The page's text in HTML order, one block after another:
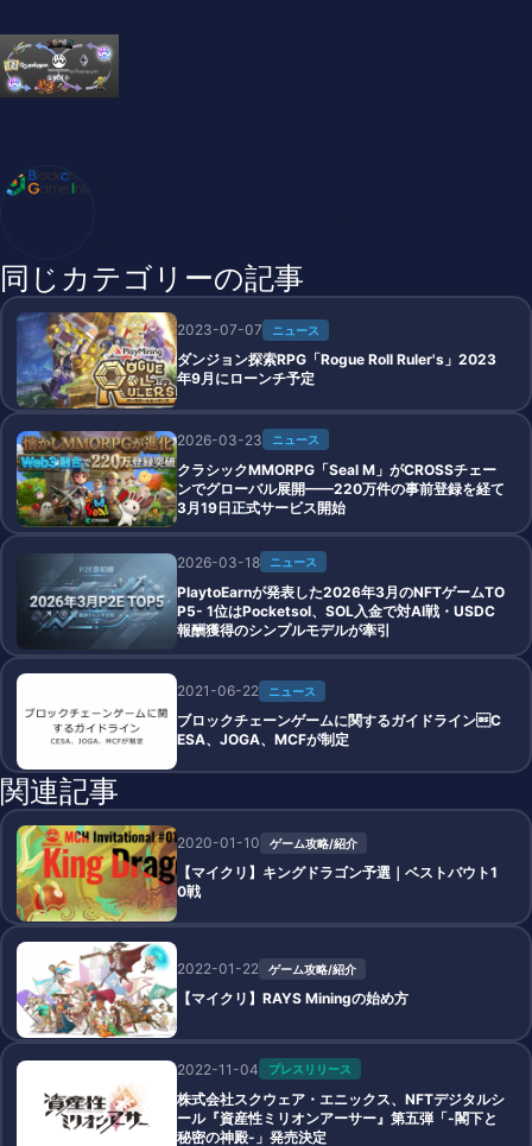
同じカテゴリーの記事
2023-07-07 ニュース
ダンジョン探索RPG「Rogue Roll Ruler's」2023
年9月にローンチ予定
2026-03-23 ニュース
クラシックMMORPG「Seal M」がCROSSチェー
ンでグローバル展開——220万件の事前登録を経て
3月19日正式サービス開始
2026-03-18 ニュース
PlaytoEarnが発表した2026年3月のNFTゲームTO
P5- 1位はPocketsol、SOL入金で対AI戦・USDC
報酬獲得のシンプルモデルが牽引
2021-06-22 ニュース
ブロックチェーンゲームに関するガイドラインC
ESA、JOGA、MCFが制定
関連記事
2020-01-10 ゲーム攻略/紹介
【マイクリ】キングドラゴン予選｜ベストバウト1
0戦
2022-01-22 ゲーム攻略/紹介
【マイクリ】RAYS Miningの始め方
2022-11-04 プレスリリース
株式会社スクウェア・エニックス、NFTデジタルシ
ール『資産性ミリオンアーサー』第五弾「-閣下と
秘密の神殿-」発売決定